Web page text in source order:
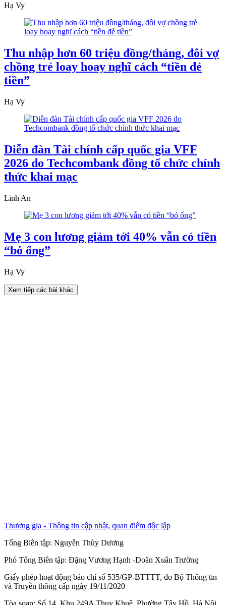
Hạ Vy
Thu nhập hơn 60 triệu đồng/tháng, đôi vợ
chồng trẻ loay hoay nghĩ cách “tiền đẻ
tiền”
Hạ Vy
Diễn đàn Tài chính cấp quốc gia VFF
2026 do Techcombank đồng tổ chức chính
thức khai mạc
Linh An
Mẹ 3 con lương giảm tới 40% vẫn có tiền
“bỏ ống”
Hạ Vy
Xem tiếp các bài khác
Thương gia - Thông tin cập nhật, quan điểm độc lập
Tổng Biên tập: Nguyễn Thùy Dương
Phó Tổng Biên tập: Đặng Vương Hạnh -Doãn Xuân Trường
Giấy phép hoạt động báo chí số 535/GP-BTTTT, do Bộ Thông tin
và Truyền thông cấp ngày 19/11/2020
Tòa soạn: Số 14, Khu 249A Thụy Khuê, Phường Tây Hồ, Hà Nội